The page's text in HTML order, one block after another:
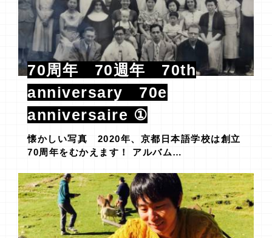
70周年 70週年 70th
anniversary 70e
anniversaire ①
懐かしい写真 2020年、京都日本語学校は創立
70周年をむかえます！ アルバム…